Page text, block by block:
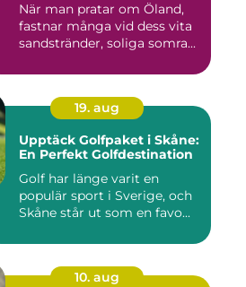
När man pratar om Öland,
fastnar många vid dess vita
sandstränder, soliga somra...
19. aug
Upptäck Golfpaket i Skåne:
En Perfekt Golfdestination
Golf har länge varit en
populär sport i Sverige, och
Skåne står ut som en favo...
10. aug